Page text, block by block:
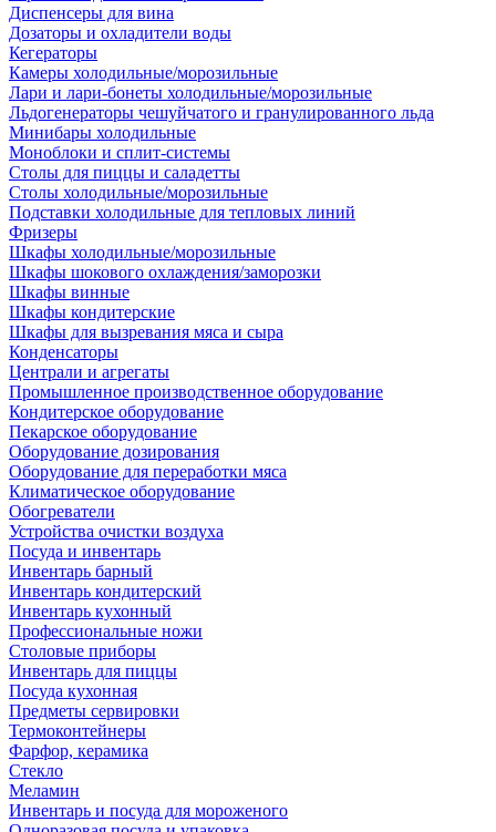
Диспенсеры для вина
Дозаторы и охладители воды
Кегераторы
Камеры холодильные/морозильные
Лари и лари-бонеты холодильные/морозильные
Льдогенераторы чешуйчатого и гранулированного льда
Минибары холодильные
Моноблоки и сплит-системы
Столы для пиццы и саладетты
Столы холодильные/морозильные
Подставки холодильные для тепловых линий
Фризеры
Шкафы холодильные/морозильные
Шкафы шокового охлаждения/заморозки
Шкафы винные
Шкафы кондитерские
Шкафы для вызревания мяса и сыра
Конденсаторы
Централи и агрегаты
Промышленное производственное оборудование
Кондитерское оборудование
Пекарское оборудование
Оборудование дозирования
Оборудование для переработки мяса
Климатическое оборудование
Обогреватели
Устройства очистки воздуха
Посуда и инвентарь
Инвентарь барный
Инвентарь кондитерский
Инвентарь кухонный
Профессиональные ножи
Столовые приборы
Инвентарь для пиццы
Посуда кухонная
Предметы сервировки
Термоконтейнеры
Фарфор, керамика
Стекло
Меламин
Инвентарь и посуда для мороженого